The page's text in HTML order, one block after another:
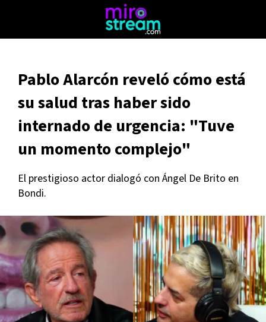
Pablo Alarcón reveló cómo está
su salud tras haber sido
internado de urgencia: "Tuve
un momento complejo"
El prestigioso actor dialogó con Ángel De Brito en
Bondi.